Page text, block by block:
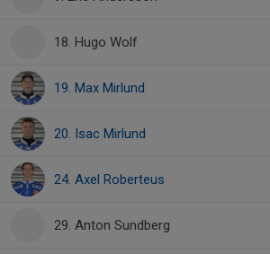
18. Hugo Wolf
19. Max Mirlund
20. Isac Mirlund
24. Axel Roberteus
29. Anton Sundberg